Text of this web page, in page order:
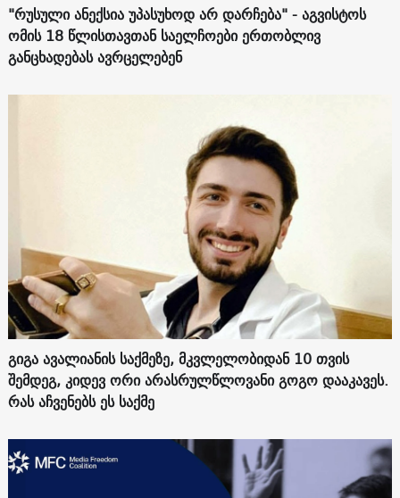
"რუსული ანექსია უპასუხოდ არ დარჩება" - აგვისტოს
ომის 18 წლისთავთან საელჩოები ერთობლივ
განცხადებას ავრცელებენ
გიგა ავალიანის საქმეზე, მკვლელობიდან 10 თვის
შემდეგ, კიდევ ორი არასრულწლოვანი გოგო დააკავეს.
რას აჩვენებს ეს საქმე